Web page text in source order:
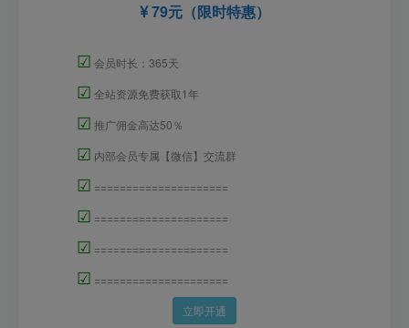
79元（限时特惠）
☑ 会员时长：365天
☑ 全站资源免费获取1年
☑ 推广佣金高达50％
☑ 内部会员专属【微信】交流群
☑ =====================
☑ =====================
☑ =====================
☑ =====================
立即开通